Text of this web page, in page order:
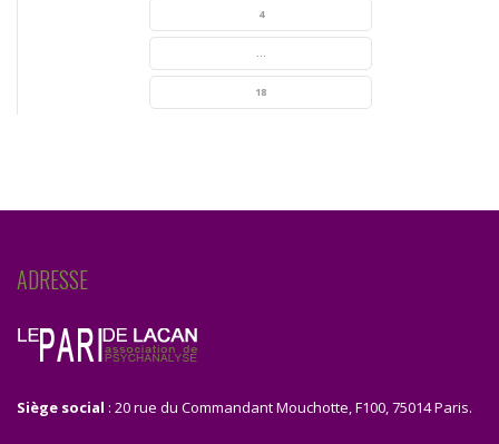
4
...
18
ADRESSE
Siège social : 20 rue du Commandant Mouchotte, F100, 75014 Paris.